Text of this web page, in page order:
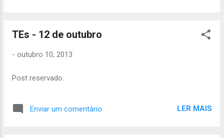
TEs - 12 de outubro
- outubro 10, 2013
Post reservado.
Enviar um comentário LER MAIS